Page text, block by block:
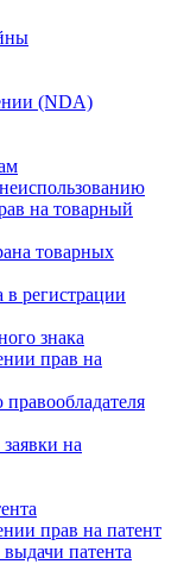
(NDA)
на товарный
товарных
в регистрации
знака
прав на
на
прав на патент
патента